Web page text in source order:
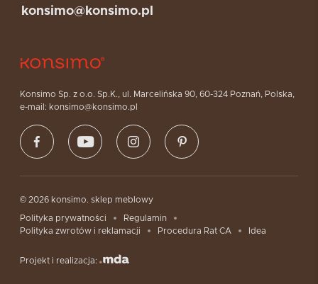
Konsimo Sp. z o.o. Sp.K., ul. Marcelińska 90, 60-324 Poznań, Polska,
e-mail: konsimo@konsimo.pl
konsimo@konsimo.pl
© 2026 konsimo. sklep meblowy
Polityka prywatności
Regulamin
Polityka zwrotów i reklamacji
Procedura Rat CA Idea
Projekt i realizacja: